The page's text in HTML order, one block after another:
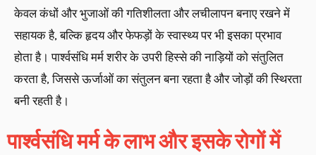
केवल कंधों और भुजाओं की गतिशीलता और लचीलापन बनाए रखने में
सहायक है, बल्कि हृदय और फेफड़ों के स्वास्थ्य पर भी इसका प्रभाव
होता है। पार्श्वसंधि मर्म शरीर के उपरी हिस्से की नाड़ियों को संतुलित
करता है, जिससे ऊर्जाओं का संतुलन बना रहता है और जोड़ों की स्थिरता
बनी रहती है।
पार्श्वसंधि मर्म के लाभ और इसके रोगों में